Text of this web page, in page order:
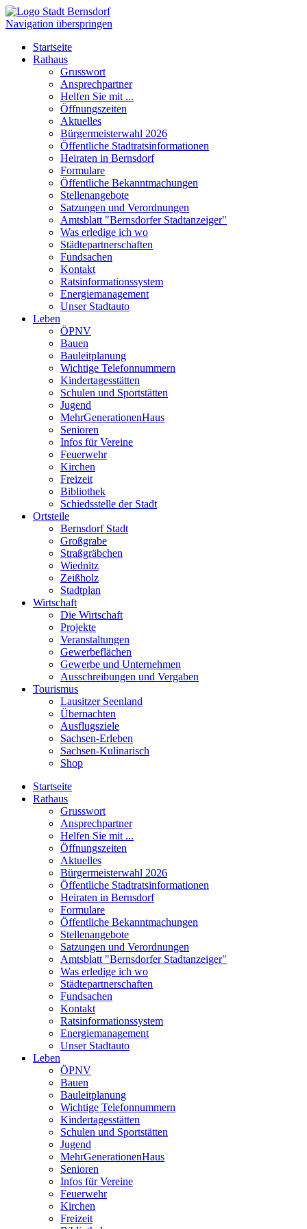
Navigation überspringen
Startseite
Rathaus
Grusswort
Ansprechpartner
Helfen Sie mit ...
Öffnungszeiten
Aktuelles
Bürgermeisterwahl 2026
Öffentliche Stadtratsinformationen
Heiraten in Bernsdorf
Formulare
Öffentliche Bekanntmachungen
Stellenangebote
Satzungen und Verordnungen
Amtsblatt "Bernsdorfer Stadtanzeiger"
Was erledige ich wo
Städtepartnerschaften
Fundsachen
Kontakt
Ratsinformationssystem
Energiemanagement
Unser Stadtauto
Leben
ÖPNV
Bauen
Bauleitplanung
Wichtige Telefonnummern
Kindertagesstätten
Schulen und Sportstätten
Jugend
MehrGenerationenHaus
Senioren
Infos für Vereine
Feuerwehr
Kirchen
Freizeit
Bibliothek
Schiedsstelle der Stadt
Ortsteile
Bernsdorf Stadt
Großgrabe
Straßgräbchen
Wiednitz
Zeißholz
Stadtplan
Wirtschaft
Die Wirtschaft
Projekte
Veranstaltungen
Gewerbeflächen
Gewerbe und Unternehmen
Ausschreibungen und Vergaben
Tourismus
Lausitzer Seenland
Übernachten
Ausflugsziele
Sachsen-Erleben
Sachsen-Kulinarisch
Shop
Startseite
Rathaus
Grusswort
Ansprechpartner
Helfen Sie mit ...
Öffnungszeiten
Aktuelles
Bürgermeisterwahl 2026
Öffentliche Stadtratsinformationen
Heiraten in Bernsdorf
Formulare
Öffentliche Bekanntmachungen
Stellenangebote
Satzungen und Verordnungen
Amtsblatt "Bernsdorfer Stadtanzeiger"
Was erledige ich wo
Städtepartnerschaften
Fundsachen
Kontakt
Ratsinformationssystem
Energiemanagement
Unser Stadtauto
Leben
ÖPNV
Bauen
Bauleitplanung
Wichtige Telefonnummern
Kindertagesstätten
Schulen und Sportstätten
Jugend
MehrGenerationenHaus
Senioren
Infos für Vereine
Feuerwehr
Kirchen
Freizeit